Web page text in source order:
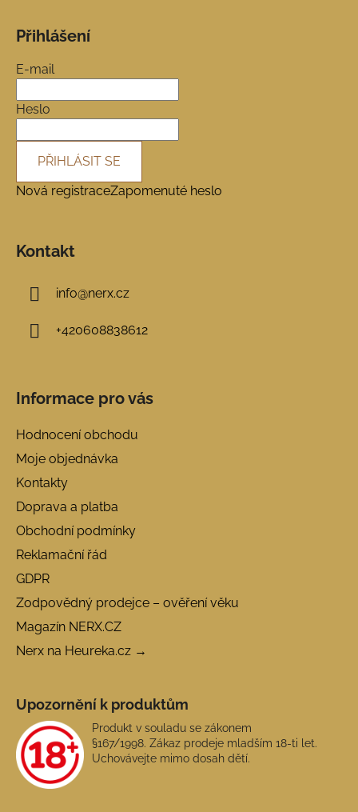
Přihlášení
E-mail
Heslo
PŘIHLÁSIT SE
Nová registraceZapomenuté heslo
Kontakt
info@nerx.cz
+420608838612
Informace pro vás
Hodnocení obchodu
Moje objednávka
Kontakty
Doprava a platba
Obchodní podmínky
Reklamační řád
GDPR
Zodpovědný prodejce – ověření věku
Magazín NERX.CZ
Nerx na Heureka.cz →
Upozornění k produktům
Produkt v souladu se zákonem
§167/1998. Zákaz prodeje mladším 18-ti let.
Uchovávejte mimo dosah dětí.